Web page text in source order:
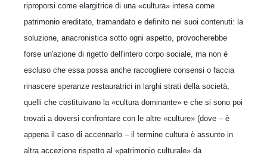
riproporsi come elargitrice di una «cultura» intesa come
patrimonio ereditato, tramandato e definito nei suoi contenuti: la
soluzione, anacronistica sotto ogni aspetto, provocherebbe
forse un'azione di rigetto dell'intero corpo sociale, ma non è
escluso che essa possa anche raccogliere consensi o faccia
rinascere speranze restauratrici in larghi strati della società,
quelli che costituivano la «cultura dominante» e che si sono poi
trovati a doversi confrontare con le altre «culture» (dove – è
appena il caso di accennarlo – il termine cultura è assunto in
altra accezione rispetto al «patrimonio culturale» da